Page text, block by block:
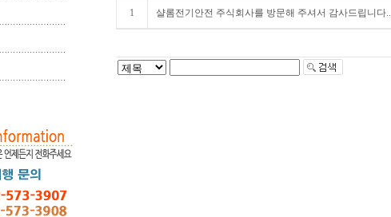
1 샬롬전기안전 주식회사를 방문해 주셔서 감사드립니다..